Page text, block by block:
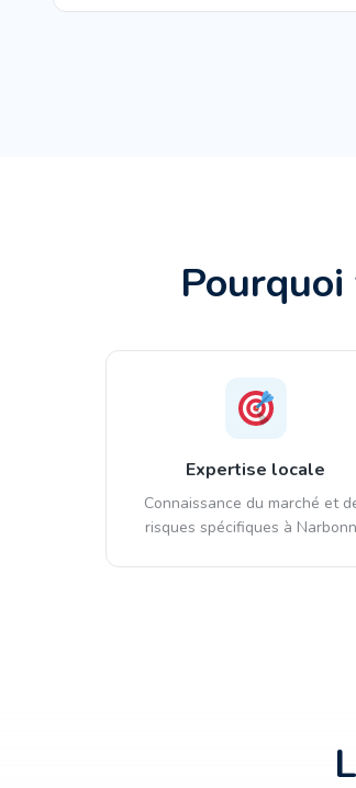
Expertise locale
Connaissance du marché et
risques spécifiques à